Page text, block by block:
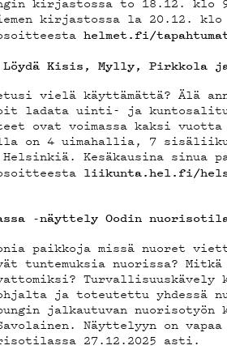
kirjastossa la 20.12. klo
helmet.fi/
Kisis, Mylly, Pirkkola ja
vielä käyttämättä? Älä
ladata uinti- ja
ovat voimassa kaksi
on 4 uimahallia, 7
Kesäkausina sinua
liikunta.hel.fi/
-näyttely Oodin
paikkoja missä nuoret
tuntemuksia nuorissa?
Turvallisuuskävely
ja toteutettu yhdessä
jalkautuvan
Näyttelyyn on
27.12.2025 asti.